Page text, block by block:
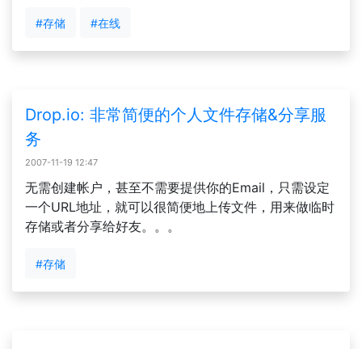
#存储 #在线
Drop.io: 非常简便的个人文件存储&分享服
务
2007-11-19 12:47
无需创建帐户，甚至不需要提供你的Email，只需设定
一个URL地址，就可以很简便地上传文件，用来做临时
存储或者分享给好友。。。
#存储